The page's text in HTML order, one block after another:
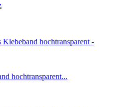
hochtransparent...